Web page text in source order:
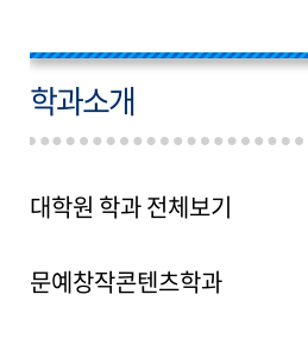
학과소개
대학원 학과 전체보기
문예창작콘텐츠학과